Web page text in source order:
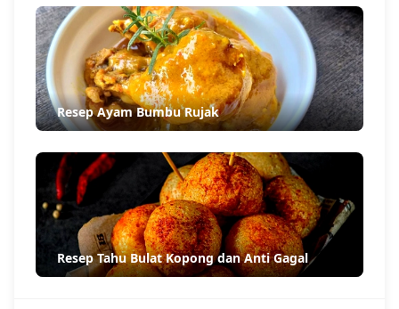
Resep Ayam Bumbu Rujak
Resep Tahu Bulat Kopong dan Anti Gagal